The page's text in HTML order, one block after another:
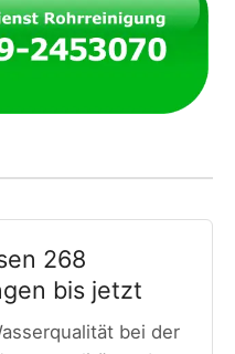
268
bis jetzt
bei der